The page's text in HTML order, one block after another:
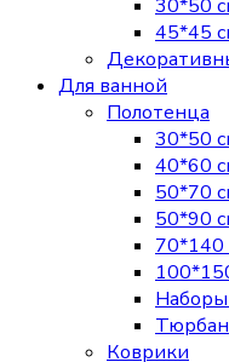
30*50
45*45
Для ванной
Полотенца
30*50
40*60
50*70
50*90
70*140
Тюрбан
Коврики